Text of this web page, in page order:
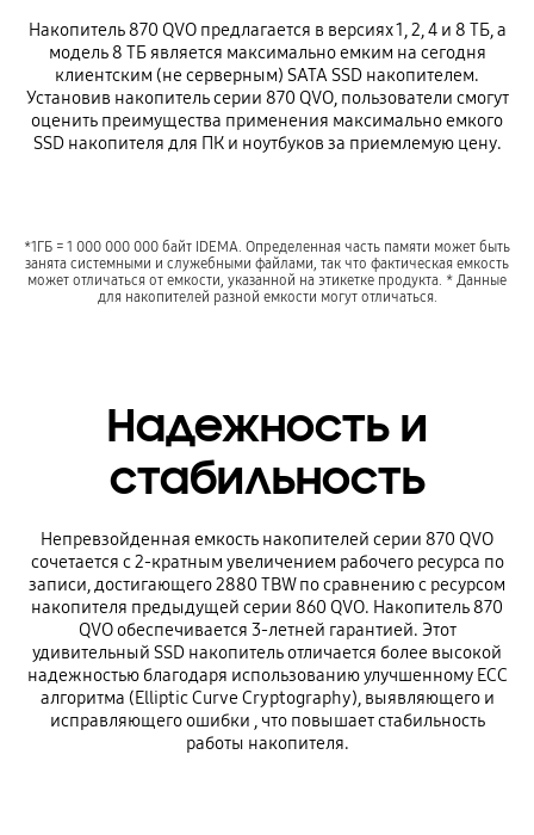
Накопитель 870 QVO предлагается в версиях 1, 2, 4 и 8 ТБ, а
модель 8 ТБ является максимально емким на сегодня
клиентским (не серверным) SATA SSD накопителем.
Установив накопитель серии 870 QVO, пользователи смогут
оценить преимущества применения максимально емкого
SSD накопителя для ПК и ноутбуков за приемлемую цену.
*1ГБ = 1 000 000 000 байт IDEMA. Определенная часть памяти может быть
занята системными и служебными файлами, так что фактическая емкость
может отличаться от емкости, указанной на этикетке продукта. * Данные
для накопителей разной емкости могут отличаться.
Надежность и
стабильность
Непревзойденная емкость накопителей серии 870 QVO
сочетается с 2-кратным увеличением рабочего ресурса по
записи, достигающего 2880 TBW по сравнению с ресурсом
накопителя предыдущей серии 860 QVO. Накопитель 870
QVO обеспечивается 3-летней гарантией. Этот
удивительный SSD накопитель отличается более высокой
надежностью благодаря использованию улучшенному ECC
алгоритма (Elliptic Curve Cryptography), выявляющего и
исправляющего ошибки , что повышает стабильность
работы накопителя.